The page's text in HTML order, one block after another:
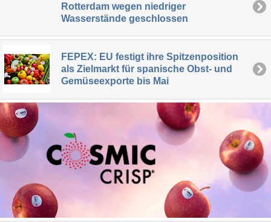
Rotterdam wegen niedriger
Wasserstände geschlossen
FEPEX: EU festigt ihre Spitzenposition
als Zielmarkt für spanische Obst- und
Gemüseexporte bis Mai